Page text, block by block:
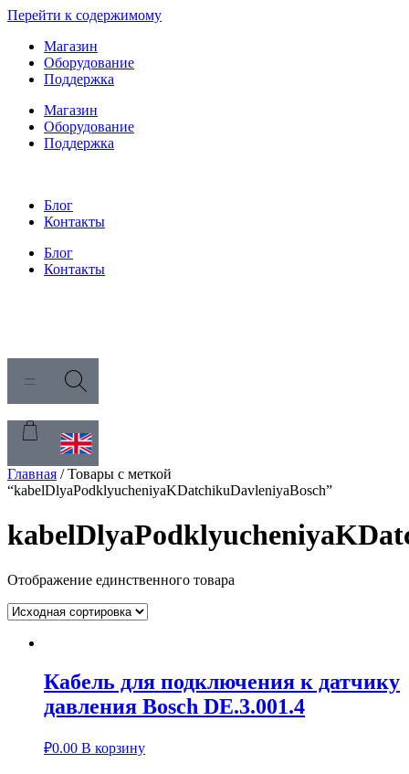
Перейти к содержимому
Магазин
Оборудование
Поддержка
Магазин
Оборудование
Поддержка
Блог
Контакты
Блог
Контакты
Главная / Товары с меткой
“kabelDlyaPodklyucheniyaKDatchikuDavleniyaBosch”
Отображение единственного товара
Кабель для подключения к датчику
давления Bosch DE.3.001.4
₽0.00 В корзину